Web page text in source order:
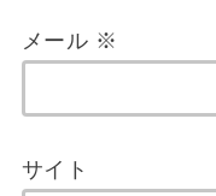
メール ※
サイト